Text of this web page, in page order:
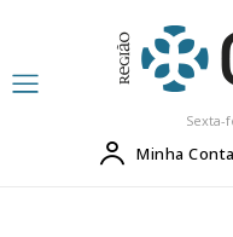
Sexta-
Minha Conta